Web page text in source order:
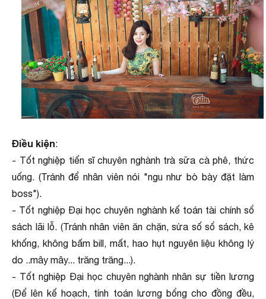
Điều kiện:
- Tốt nghiệp tiến sĩ chuyên nghành trà sữa cà phê, thức
uống. (Tránh để nhân viên nói "ngu như bò bày đặt làm
boss").
- Tốt nghiệp Đại học chuyên nghành kế toán tài chính sổ
sách lãi lỗ. (Tránh nhân viên ăn chặn, sửa số sổ sách, kê
khống, không bấm bill, mất, hao hụt nguyên liệu không lý
do ..mây mây... trăng trăng...).
- Tốt nghiệp Đại học chuyên nghành nhân sự tiền lương
(Để lên kế hoạch, tính toán lương bổng cho đồng đều,